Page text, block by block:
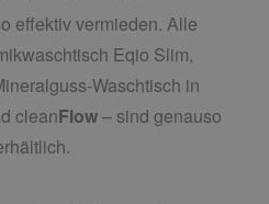
effektiv vermieden. Alle
Eqio Slim,
Waschtisch in
cleanFlow– sind genauso